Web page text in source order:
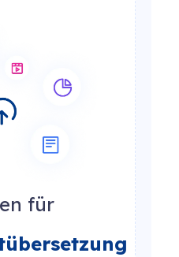
für